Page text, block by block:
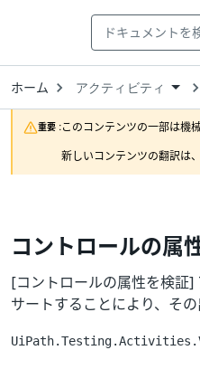
ホーム Open
Dropdown
to
choose
product
アクティビティ
重要 :このコンテンツの一部は機
新しいコンテンツの翻訳は
コントロールの属
[コントロールの属性を検証]
サートすることにより、その